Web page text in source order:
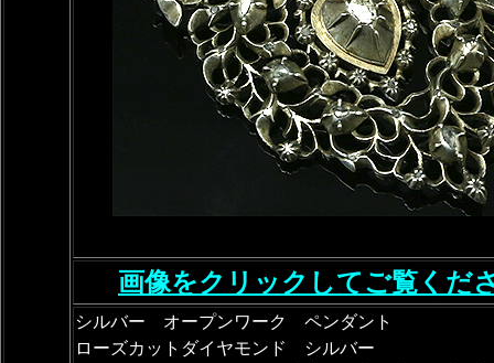
画像をクリックしてご覧くだ
シルバー オープンワーク ペンダント
ローズカットダイヤモンド シルバー